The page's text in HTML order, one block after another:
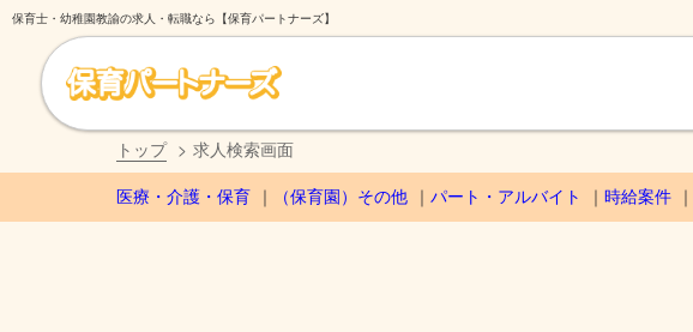
保育士・幼稚園教諭の求人・転職なら【保育パートナーズ】
トップ 求人検索画面
医療・介護・保育 （保育園）その他 パート・アルバイト 時給案件